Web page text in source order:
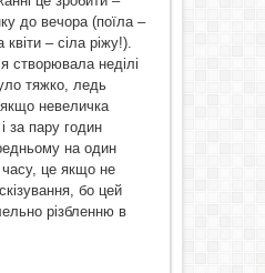
до вечора (поїла –
– сіла ріжу!).
створювала неділі
тяжко, ледь
невеличка
за пару годин
на один
часу, це якщо не
бо цей
різбленню в